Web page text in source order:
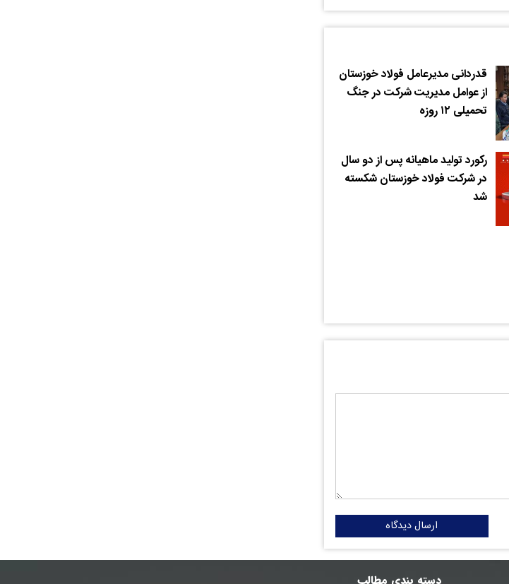
قدردانی مدیرعامل فولاد خوزستان
از عوامل مدیریت شرکت در جنگ
تحمیلی ۱۲ روزه
رکورد تولید ماهیانه پس از دو سال
در شرکت فولاد خوزستان شکسته
شد
ارسال دیدگاه
دسته بندی مطالب